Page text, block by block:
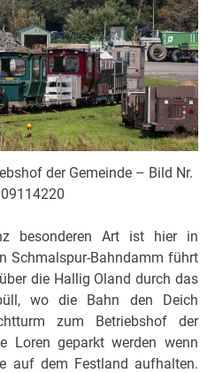
der Gemeinde – Bild Nr.
besonderen Art ist hier in
Schmalspur-Bahndamm führt
die Hallig Oland durch das
wo die Bahn den Deich
zum Betriebshof der
Loren geparkt werden wenn
auf dem Festland aufhalten.